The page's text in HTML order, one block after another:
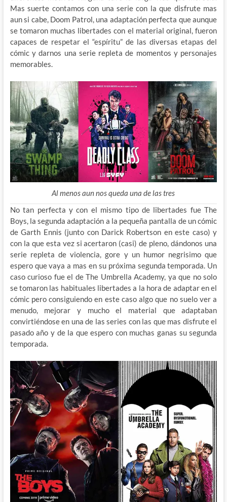
Mas suerte contamos con una serie con la que disfrute mas
aun si cabe, Doom Patrol, una adaptación perfecta que aunque
se tomaron muchas libertades con el material original, fueron
capaces de respetar el “espíritu” de las diversas etapas del
cómic y darnos una serie repleta de momentos y personajes
memorables.
Al menos aun nos queda una de las tres
No tan perfecta y con el mismo tipo de libertades fue The
Boys, la segunda adaptación a la pequeña pantalla de un cómic
de Garth Ennis (junto con Darick Robertson en este caso) y
con la que esta vez si acertaron (casi) de pleno, dándonos una
serie repleta de violencia, gore y un humor negrisimo que
espero que vaya a mas en su próxima segunda temporada. Un
caso curioso fue el de The Umbrella Academy, ya que no solo
se tomaron las habituales libertades a la hora de adaptar en el
cómic pero consiguiendo en este caso algo que no suelo ver a
menudo, mejorar y mucho el material que adaptaban
convirtiéndose en una de las series con las que mas disfrute el
pasado año y de la que espero con muchas ganas su segunda
temporada.